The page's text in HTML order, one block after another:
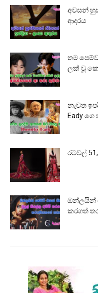
අවසන්
ආදරය
තම
ලක් වූ
නැවත
Eady ගෙ
රටවල්
ඔන්ලයින්
කරගත්